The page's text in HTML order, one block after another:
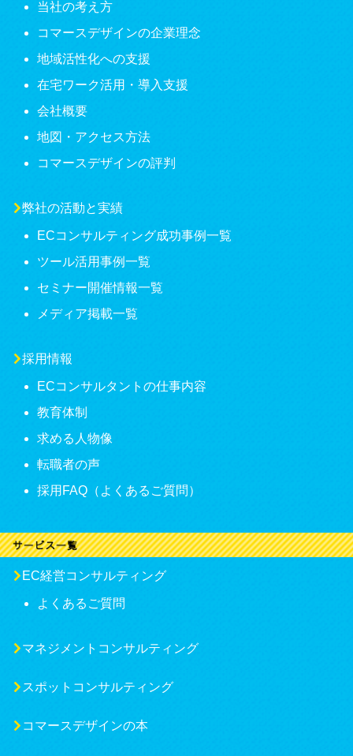
当社の考え方
コマースデザインの企業理念
地域活性化への支援
在宅ワーク活用・導入支援
会社概要
地図・アクセス方法
コマースデザインの評判
弊社の活動と実績
ECコンサルティング成功事例一覧
ツール活用事例一覧
セミナー開催情報一覧
メディア掲載一覧
採用情報
ECコンサルタントの仕事内容
教育体制
求める人物像
転職者の声
採用FAQ（よくあるご質問）
EC経営コンサルティング
よくあるご質問
マネジメントコンサルティング
スポットコンサルティング
コマースデザインの本